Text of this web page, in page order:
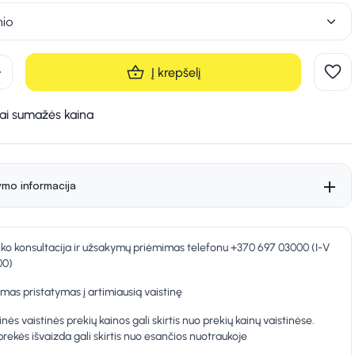
Į krepšelį
sumažės kaina
informacija
konsultacija ir užsakymų priėmimas telefonu +370 697 03000 (I-V
pristatymas į artimiausią vaistinę
vaistinės prekių kainos gali skirtis nuo prekių kainų vaistinėse.
išvaizda gali skirtis nuo esančios nuotraukoje